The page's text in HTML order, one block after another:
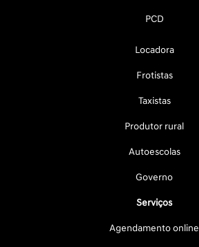
PCD
Locadora
Frotistas
Taxistas
Produtor rural
Autoescolas
Governo
Serviços
Agendamento online